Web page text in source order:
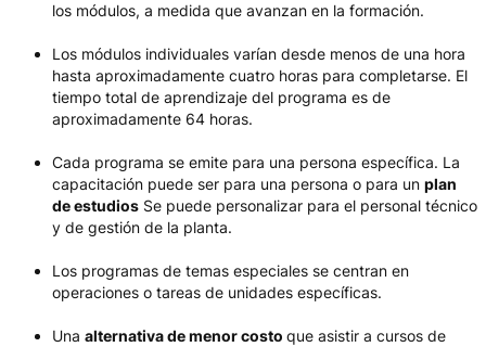
los módulos, a medida que avanzan en la formación.
Los módulos individuales varían desde menos de una hora
hasta aproximadamente cuatro horas para completarse. El
tiempo total de aprendizaje del programa es de
aproximadamente 64 horas.
Cada programa se emite para una persona específica. La
capacitación puede ser para una persona o para un plan
de estudios Se puede personalizar para el personal técnico
y de gestión de la planta.
Los programas de temas especiales se centran en
operaciones o tareas de unidades específicas.
Una alternativa de menor costo que asistir a cursos de